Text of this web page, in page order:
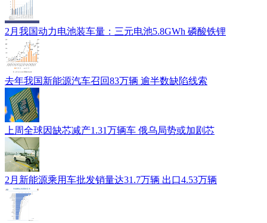
2月我国动力电池装车量：三元电池5.8GWh 磷酸铁锂
去年我国新能源汽车召回83万辆 逾半数缺陷线索
上周全球因缺芯减产1.31万辆车 俄乌局势或加剧芯
2月新能源乘用车批发销量达31.7万辆 出口4.53万辆